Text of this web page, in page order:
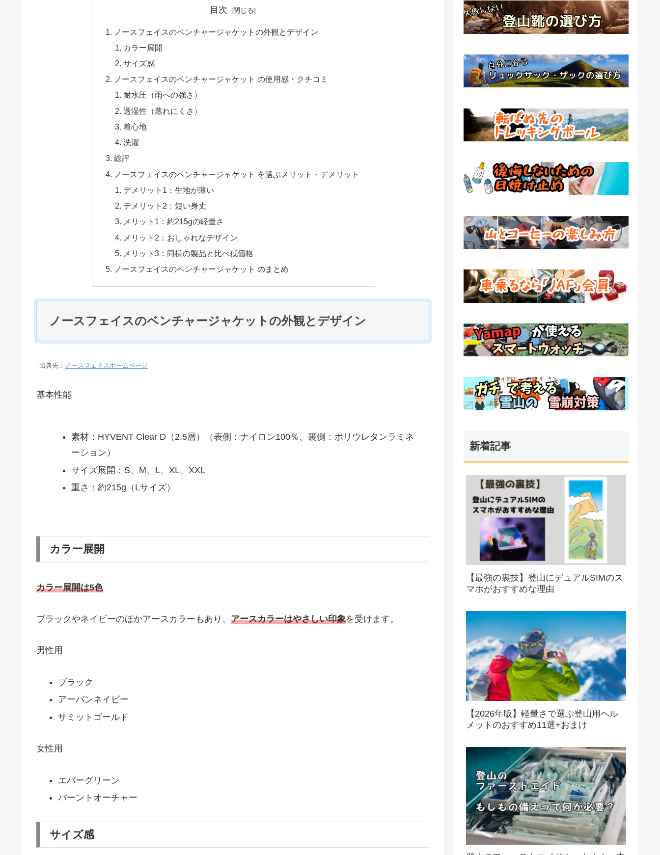
目次
ノースフェイスのベンチャージャケットの外観とデザイン
カラー展開
サイズ感
ノースフェイスのベンチャージャケット の使用感・クチコミ
耐水圧（雨への強さ）
透湿性（蒸れにくさ）
着心地
洗濯
総評
ノースフェイスのベンチャージャケット を選ぶメリット・デメリット
デメリット1：生地が薄い
デメリット2：短い身丈
メリット1：約215gの軽量さ
メリット2：おしゃれなデザイン
メリット3：同様の製品と比べ低価格
ノースフェイスのベンチャージャケット のまとめ
ノースフェイスのベンチャージャケットの外観とデザイン
出典先： ノースフェイスホームページ
基本性能
素材：HYVENT Clear D（2.5層）（表側：ナイロン100％、裏側：ポリウレタンラミネ
ーション）
サイズ展開：S、M、L、XL、XXL
重さ：約215g（Lサイズ）
カラー展開
カラー展開は5色
ブラックやネイビーのほかアースカラーもあり、 アースカラーはやさしい印象を受けます。
男性用
ブラック
アーバンネイビー
サミットゴールド
女性用
エバーグリーン
バーントオーチャー
サイズ感
新着記事
【最強の裏技】登山にデュアルSIMのス
マホがおすすめな理由
【2026年版】軽量さで選ぶ登山用ヘル
メットのおすすめ11選+おまけ